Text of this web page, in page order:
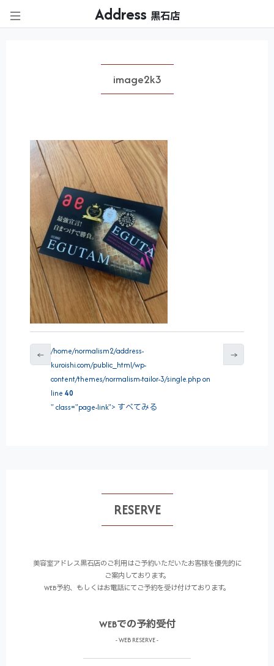
Address 黒石店
image2k3
←
/home/normalism2/address-
kuroishi.com/public_html/wp-
content/themes/normalism-tailor-3/single.php on
line40
" class="page-link"> すべてみる
→
RESERVE
美容室アドレス黒石店のご利用はご予約いただいたお客様を優先的に
ご案内しております。
WEB予約、もしくはお電話にてご予約を受け付けております。
WEBでの予約受付
- WEB RESERVE -